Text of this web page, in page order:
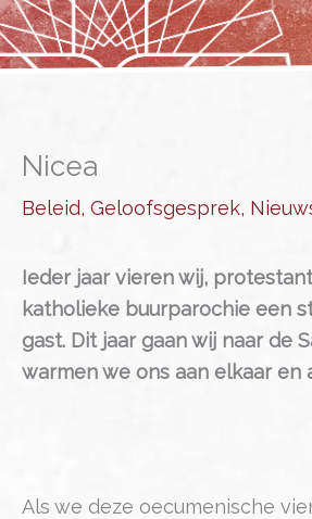
Ga
naar
Nicea
Beleid, Geloofsgesprek,
Ieder jaar vieren wij,
katholieke buurparochie een
gast. Dit jaar gaan wij naar de
warmen we ons aan elkaar
Als we deze oecumenische